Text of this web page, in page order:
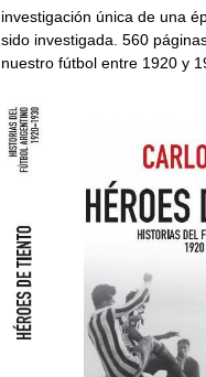
investigación única de una
sido investigada. 560
nuestro fútbol entre 1920 y